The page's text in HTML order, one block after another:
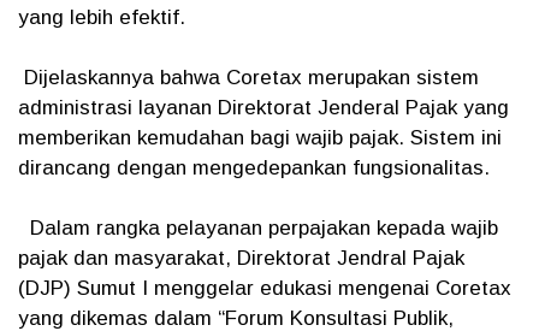
yang lebih efektif.
Dijelaskannya bahwa Coretax merupakan sistem
administrasi layanan Direktorat Jenderal Pajak yang
memberikan kemudahan bagi wajib pajak. Sistem ini
dirancang dengan mengedepankan fungsionalitas.
Dalam rangka pelayanan perpajakan kepada wajib
pajak dan masyarakat, Direktorat Jendral Pajak
(DJP) Sumut I menggelar edukasi mengenai Coretax
yang dikemas dalam “Forum Konsultasi Publik,